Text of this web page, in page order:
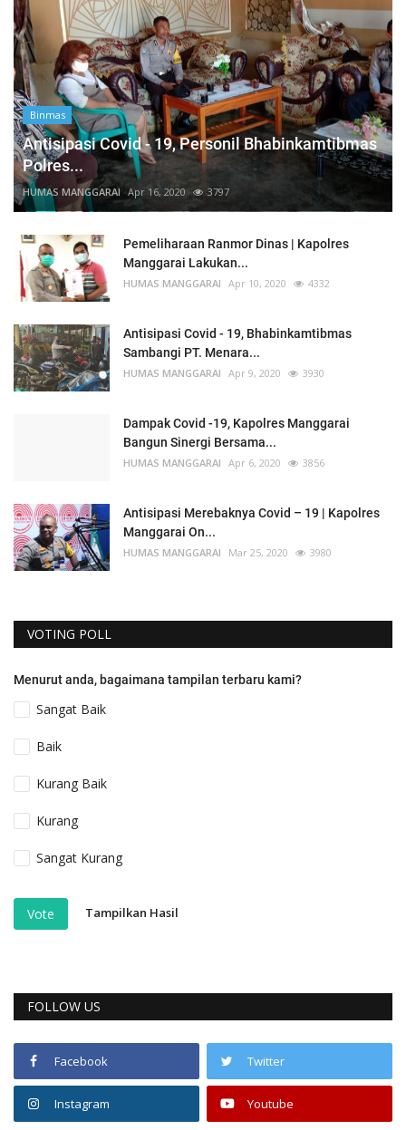
Binmas
Antisipasi Covid - 19, Personil Bhabinkamtibmas
Polres...
HUMAS MANGGARAI Apr 16, 2020 3797
Pemeliharaan Ranmor Dinas | Kapolres
Manggarai Lakukan...
HUMAS MANGGARAI Apr 10, 2020 4332
Antisipasi Covid - 19, Bhabinkamtibmas
Sambangi PT. Menara...
HUMAS MANGGARAI Apr 9, 2020 3930
Dampak Covid -19, Kapolres Manggarai
Bangun Sinergi Bersama...
HUMAS MANGGARAI Apr 6, 2020 3856
Antisipasi Merebaknya Covid – 19 | Kapolres
Manggarai On...
HUMAS MANGGARAI Mar 25, 2020 3980
VOTING POLL
Menurut anda, bagaimana tampilan terbaru kami?
Sangat Baik
Baik
Kurang Baik
Kurang
Sangat Kurang
Vote Tampilkan Hasil
FOLLOW US
Facebook Twitter
Instagram Youtube